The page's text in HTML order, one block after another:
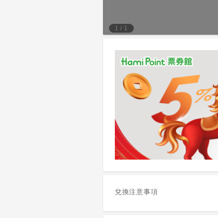
1 / 1
兌換注意事項